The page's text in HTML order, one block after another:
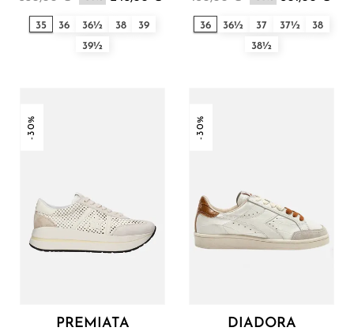
35 36 36½ 38
39
39½
36 36½ 37 37½
38
38½
-30%
PREMIATA
-30%
DIADORA